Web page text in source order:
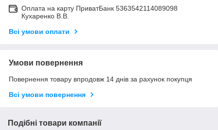
Оплата на карту ПриватБанк 5363542114089098
Кухаренко В.В.
Всі умови оплати
Умови повернення
Повернення товару впродовж 14 днів за рахунок покупця
Всі умови повернення
Подібні товари компанії